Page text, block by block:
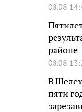
08.08
районе
08.08
В
пяти